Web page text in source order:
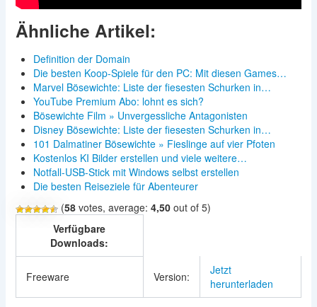
Ähnliche Artikel:
Definition der Domain
Die besten Koop-Spiele für den PC: Mit diesen Games…
Marvel Bösewichte: Liste der fiesesten Schurken in…
YouTube Premium Abo: lohnt es sich?
Bösewichte Film » Unvergessliche Antagonisten
Disney Bösewichte: Liste der fiesesten Schurken in…
101 Dalmatiner Bösewichte » Fieslinge auf vier Pfoten
Kostenlos KI Bilder erstellen und viele weitere…
Notfall-USB-Stick mit Windows selbst erstellen
Die besten Reiseziele für Abenteurer
(58votes, average: 4,50out of 5)
Verfügbare
Downloads:
Freeware Version:
Jetzt
herunterladen